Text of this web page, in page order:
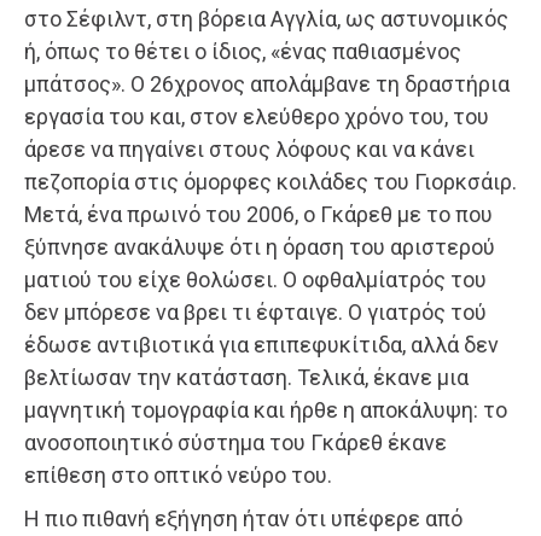
στο Σέφιλντ, στη βόρεια Αγγλία, ως αστυνομικός
ή, όπως το θέτει ο ίδιος, «ένας παθιασμένος
μπάτσος». Ο 26χρονος απολάμβανε τη δραστήρια
εργασία του και, στον ελεύθερο χρόνο του, του
άρεσε να πηγαίνει στους λόφους και να κάνει
πεζοπορία στις όμορφες κοιλάδες του Γιορκσάιρ.
Μετά, ένα πρωινό του 2006, ο Γκάρεθ με το που
ξύπνησε ανακάλυψε ότι η όραση του αριστερού
ματιού του είχε θολώσει. Ο οφθαλμίατρός του
δεν μπόρεσε να βρει τι έφταιγε. Ο γιατρός τού
έδωσε αντιβιοτικά για επιπεφυκίτιδα, αλλά δεν
βελτίωσαν την κατάσταση. Τελικά, έκανε μια
μαγνητική τομογραφία και ήρθε η αποκάλυψη: το
ανοσοποιητικό σύστημα του Γκάρεθ έκανε
επίθεση στο οπτικό νεύρο του.
Η πιο πιθανή εξήγηση ήταν ότι υπέφερε από